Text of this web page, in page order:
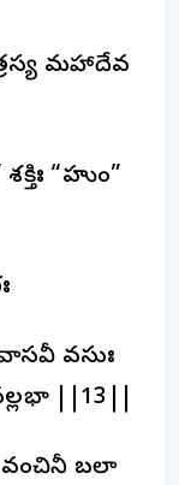
మహాదేవ
“హుం”
వసుః
||13||
బలా